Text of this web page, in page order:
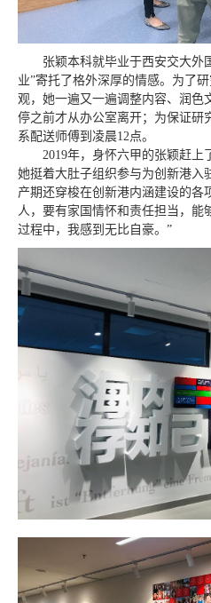
张颖本科就毕业于西安交大外
业”寄托了格外深厚的情感。为了
观，她一遍又一遍调整内容、润色
停之前才从办公室离开；为保证研
系配送师傅到凌晨12点。
2019年，身怀六甲的张颖赶上
她挺着大肚子组织参与为创新港入
产期还穿梭在创新港内涵建设的各
人，要有家国情怀和责任担当，能
过程中，我感到无比自豪。”